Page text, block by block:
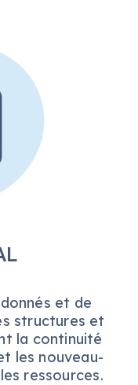
et de
structures et
la continuité
les nouveau-
ressources.